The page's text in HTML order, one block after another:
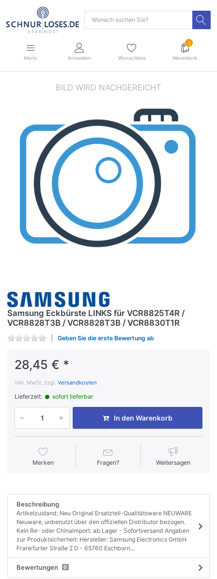
Menü Anmelden Wunschliste
2
Warenkorb
Samsung Eckbürste LINKS für VCR8825T4R /
VCR8828T3B / VCR8828T3B / VCR8830T1R
Geben Sie die erste Bewertung ab
28,45 € *
inkl. MwSt. zzgl. Versandkosten
Lieferzeit: sofort lieferbar
In den Warenkorb
Merken Fragen? Weitersagen
Beschreibung
Artikelzustand: Neu Original Ersatzteil-Qualitätsware NEUWARE
Neuware, unbenutzt über den offiziellen Distributor bezogen.
Kein Re- oder Chinaimport. ab Lager - Sofortversand Angaben
zur Produktsicherheit: Hersteller: Samsung Electronics GmbH
Frankfurter Straße 2 D - 65760 Eschborn...
Bewertungen 0